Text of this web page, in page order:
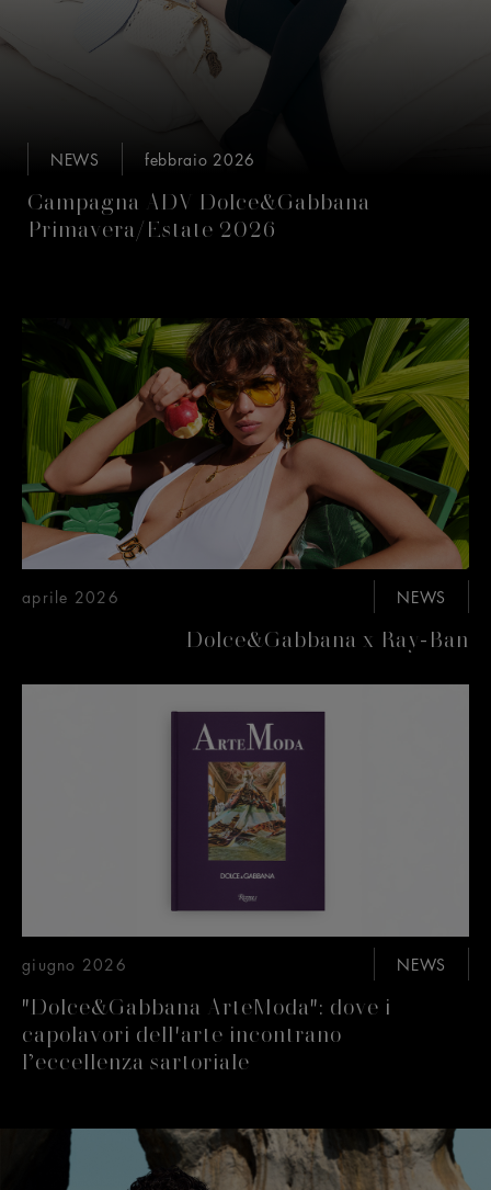
NEWS febbraio 2026
Campagna ADV Dolce&Gabbana
Primavera/Estate 2026
NEWS
aprile 2026
Dolce&Gabbana x Ray-Ban
NEWS
giugno 2026
"Dolce&Gabbana ArteModa": dove i
capolavori dell'arte incontrano
l’eccellenza sartoriale